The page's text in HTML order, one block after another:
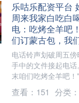
乐咕乐配资平台
周来我家白吃白
电：吃烤全羊吧
们订蒙古包，我
电话铃声划破周五
手中的文件接起电
末咱们吃烤全羊吧
悉的声音传来，语气
理所当然。 我握着
查看： 151 分类：